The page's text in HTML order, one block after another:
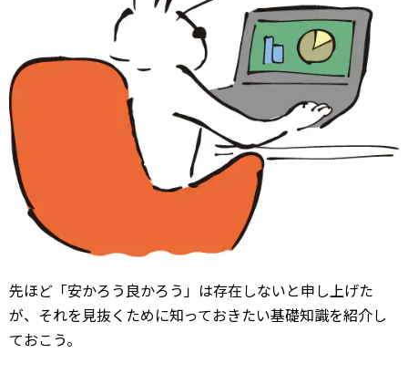
先ほど「安かろう良かろう」は存在しないと申し上げた
が、それを見抜くために知っておきたい基礎知識を紹介し
ておこう。